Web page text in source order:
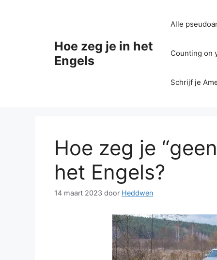
Hoe zeg je in het
Engels
Alle
Counting on
Schrijf je
Hoe zeg je
het Engels?
14 maart 2023 door Heddwen